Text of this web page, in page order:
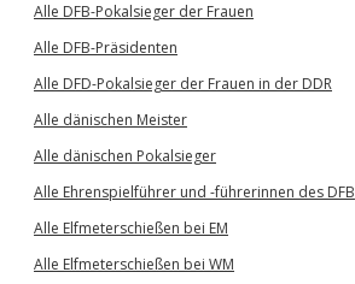
Alle DFB-Pokalsieger der Frauen
Alle DFB-Präsidenten
Alle DFD-Pokalsieger der Frauen in der DDR
Alle dänischen Meister
Alle dänischen Pokalsieger
Alle Ehrenspielführer und -führerinnen des DFB
Alle Elfmeterschießen bei EM
Alle Elfmeterschießen bei WM